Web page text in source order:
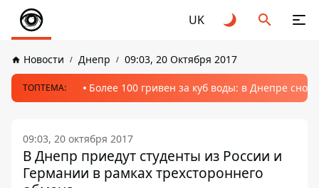
UK
Новости Днепр 09:03, 20 Октября 2017
ТОПТЕМА: Более 100 гривен за куб воды: в Днепре
09:03, 20 октября 2017
В Днепр приедут студенты из России и
Германии в рамках трехстороннего